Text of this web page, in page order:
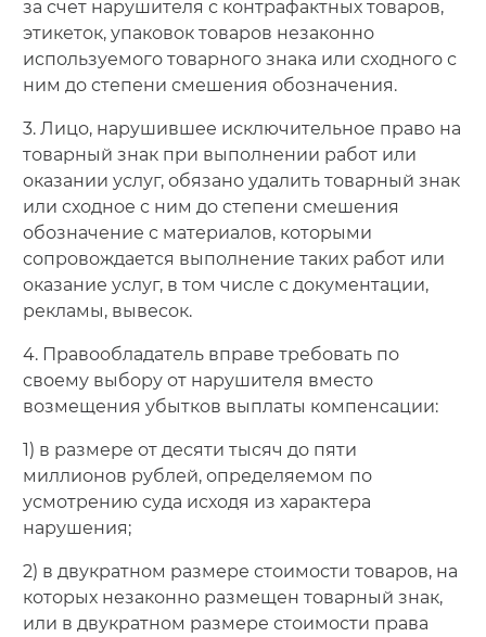
за счет нарушителя с контрафактных товаров,
этикеток, упаковок товаров незаконно
используемого товарного знака или сходного с
ним до степени смешения обозначения.
3. Лицо, нарушившее исключительное право на
товарный знак при выполнении работ или
оказании услуг, обязано удалить товарный знак
или сходное с ним до степени смешения
обозначение с материалов, которыми
сопровождается выполнение таких работ или
оказание услуг, в том числе с документации,
рекламы, вывесок.
4. Правообладатель вправе требовать по
своему выбору от нарушителя вместо
возмещения убытков выплаты компенсации:
1) в размере от десяти тысяч до пяти
миллионов рублей, определяемом по
усмотрению суда исходя из характера
нарушения;
2) в двукратном размере стоимости товаров, на
которых незаконно размещен товарный знак,
или в двукратном размере стоимости права